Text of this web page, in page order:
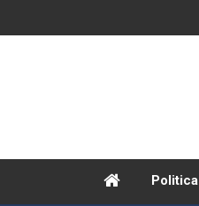
Politica